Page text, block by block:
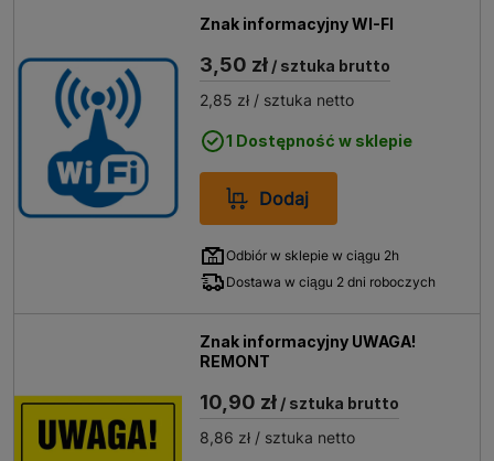
Znak informacyjny WI-FI
3,50 zł / sztuka brutto
2,85 zł / sztuka netto
1 Dostępność w sklepie
Dodaj
Odbiór w sklepie w ciągu 2h
Dostawa w ciągu 2 dni roboczych
Znak informacyjny UWAGA!
REMONT
10,90 zł / sztuka brutto
8,86 zł / sztuka netto